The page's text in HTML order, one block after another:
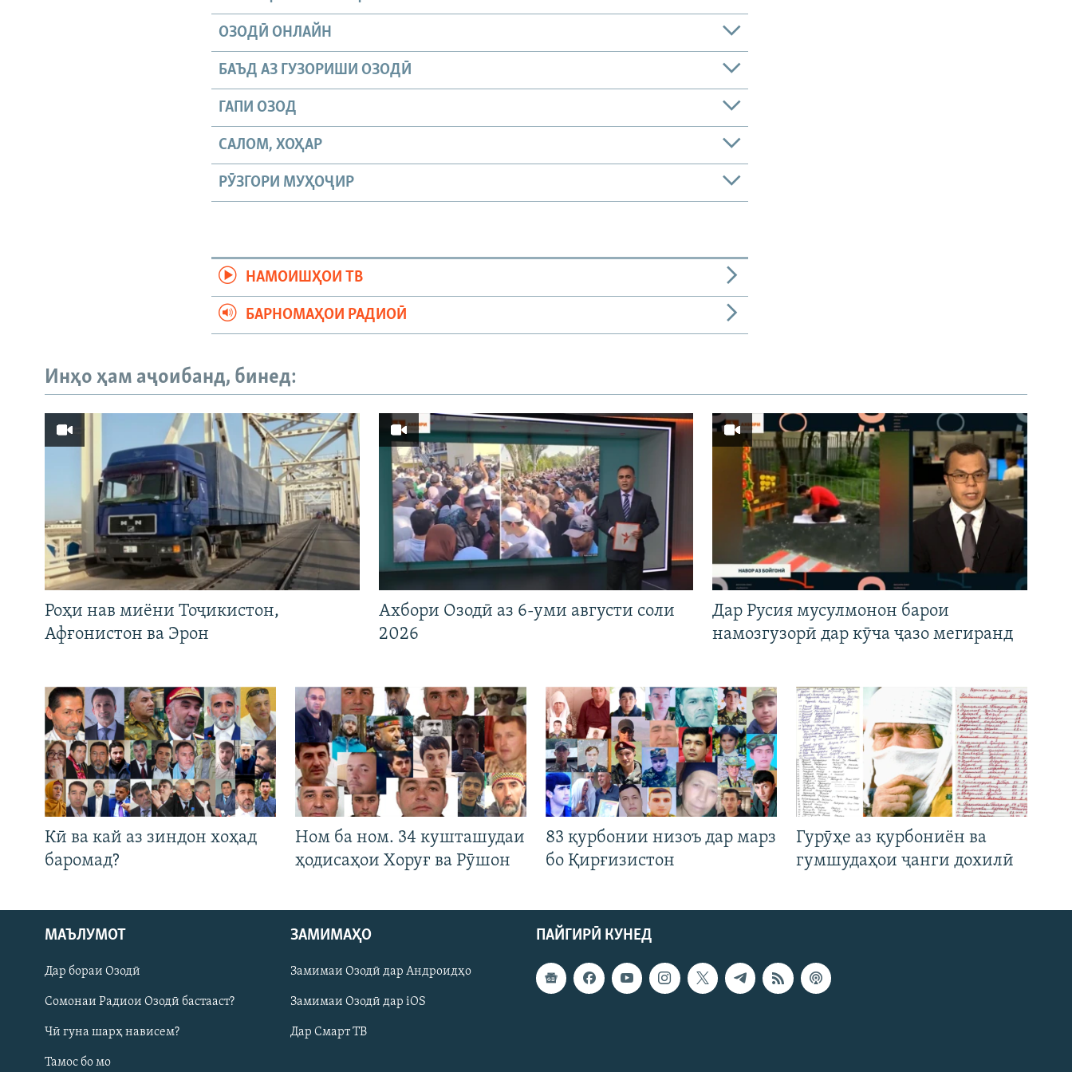
Русский
ПАЙГИРӢ КУНЕД
ОЗОДӢ ОНЛАЙН
БАЪД АЗ ГУЗОРИШИ ОЗОДӢ
ГАПИ ОЗОД
САЛОМ, ХОҲАР
РӮЗГОРИ МУҲОҶИР
НАМОИШҲОИ ТВ
БАРНОМАҲОИ РАДИОӢ
Инҳо ҳам аҷоибанд, бинед:
Роҳи нав миёни Тоҷикистон,
Афғонистон ва Эрон
Ахбори Озодӣ аз 6-уми августи соли
2026
Дар Русия мусулмонон барои
намозгузорӣ дар кӯча ҷазо мегиранд
Кӣ ва кай аз зиндон хоҳад
баромад?
Ном ба ном. 34 кушташудаи
ҳодисаҳои Хоруғ ва Рӯшон
83 қурбонии низоъ дар марз
бо Қирғизистон
Гурӯҳе аз қурбониён ва
гумшудаҳои ҷанги дохилӣ
ПАЙГИРӢ КУНЕД
МАЪЛУМОТ
Дар бораи Озодӣ
Сомонаи Радиои Озодӣ бастааст?
Чӣ гуна шарҳ нависем?
Тамос бо мо
ЗАМИМАҲО
Замимаи Озодӣ дар Андроидҳо
Замимаи Озодӣ дар iOS
Дар Смарт ТВ